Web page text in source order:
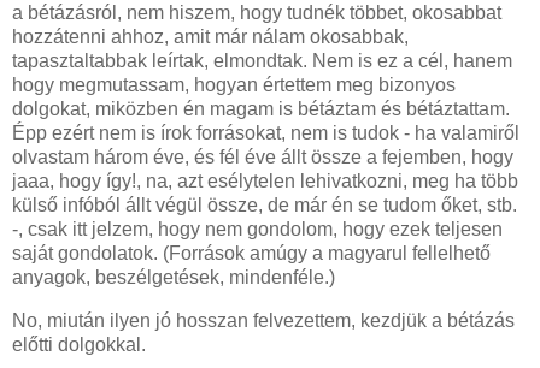
a bétázásról, nem hiszem, hogy tudnék többet, okosabbat
hozzátenni ahhoz, amit már nálam okosabbak,
tapasztaltabbak leírtak, elmondtak. Nem is ez a cél, hanem
hogy megmutassam, hogyan értettem meg bizonyos
dolgokat, miközben én magam is bétáztam és bétáztattam.
Épp ezért nem is írok forrásokat, nem is tudok - ha valamiről
olvastam három éve, és fél éve állt össze a fejemben, hogy
jaaa, hogy így!, na, azt esélytelen lehivatkozni, meg ha több
külső infóból állt végül össze, de már én se tudom őket, stb.
-, csak itt jelzem, hogy nem gondolom, hogy ezek teljesen
saját gondolatok. (Források amúgy a magyarul fellelhető
anyagok, beszélgetések, mindenféle.)
No, miután ilyen jó hosszan felvezettem, kezdjük a bétázás
előtti dolgokkal.